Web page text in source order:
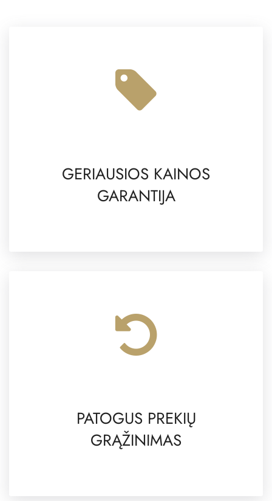
GERIAUSIOS KAINOS
GARANTIJA
PATOGUS PREKIŲ
GRĄŽINIMAS